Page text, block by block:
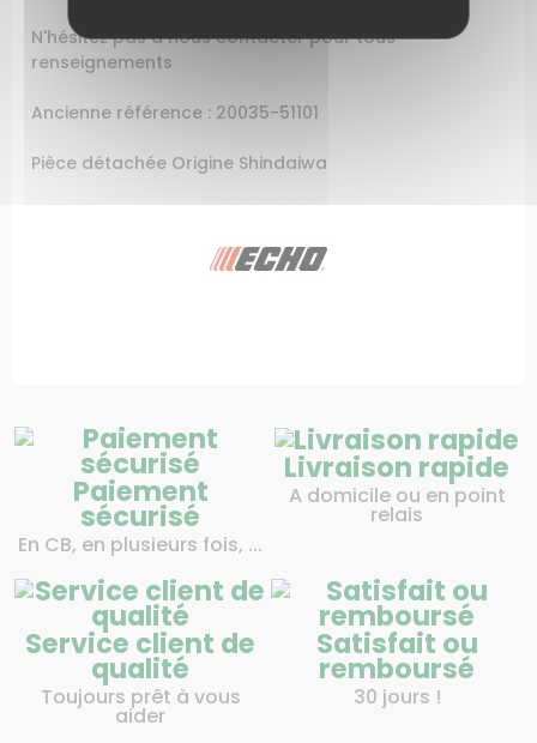
N'hésitez pas à nous contacter pour tous
renseignements
Ancienne référence : 20035-51101
Pièce détachée Origine Shindaiwa
Paiement
sécurisé
En CB, en plusieurs fois, ...
Livraison rapide
A domicile ou en point
relais
Service client de
qualité
Toujours prêt à vous
aider
Satisfait ou
remboursé
30 jours !